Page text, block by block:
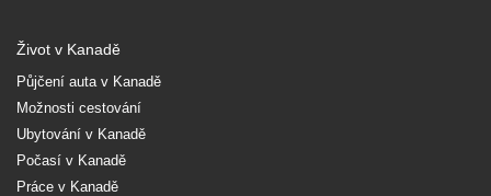
Život v Kanadě
Půjčení auta v Kanadě
Možnosti cestování
Ubytování v Kanadě
Počasí v Kanadě
Práce v Kanadě